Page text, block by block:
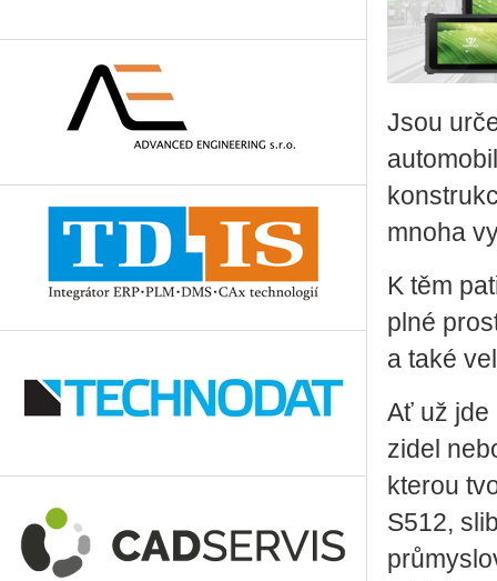
Jsou
mnoha
K těm
plné
a také
Ať už jde
zi­del
kte­rou
S512,